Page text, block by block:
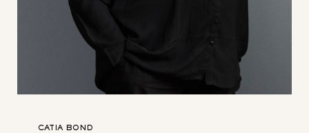
CATIA BOND